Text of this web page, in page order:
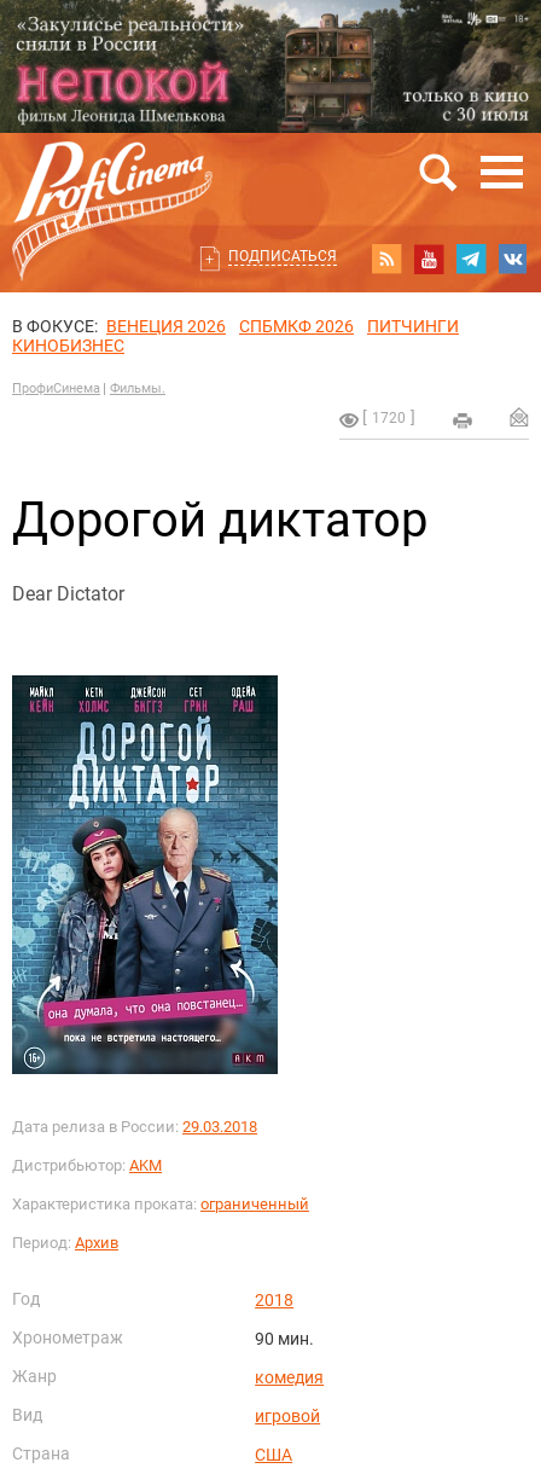
ПОДПИСАТЬСЯ
В ФОКУСЕ: ВЕНЕЦИЯ 2026 СПБМКФ 2026
ПИТЧИНГИ
КИНОБИЗНЕС
ПрофиСинема Фильмы.
1720
Дорогой диктатор
Dear Dictator
Дата релиза в России: 29.03.2018
Дистрибьютор: AKM
Характеристика проката: ограниченный
Период: Архив
Год
2018
Хронометраж
90 мин.
Жанр
комедия
Вид
игровой
Страна
США